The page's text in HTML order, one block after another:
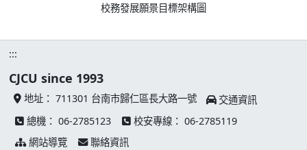
校務發展願景目標架構圖
:::
CJCU since 1993
地址： 711301 台南市歸仁區長大路一號
交通資訊
總機： 06-2785123 校安專線： 06-2785119
網站導覽
聯絡資訊